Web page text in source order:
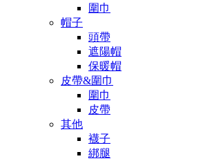
圍巾
帽子
頭帶
遮陽帽
保暖帽
皮帶&圍巾
圍巾
皮帶
其他
襪子
綁腿